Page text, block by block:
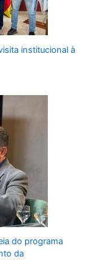
institucional à
do programa
da